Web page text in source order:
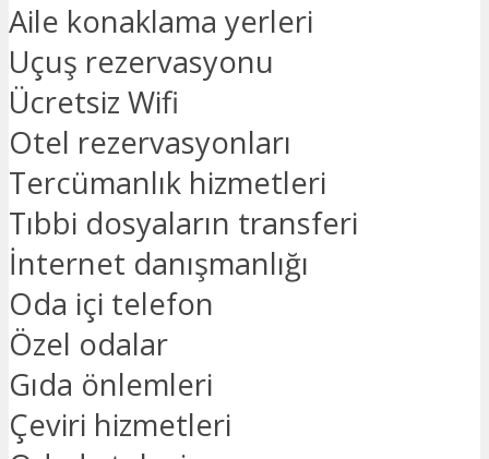
Aile konaklama yerleri
Uçuş rezervasyonu
Ücretsiz Wifi
Otel rezervasyonları
Tercümanlık hizmetleri
Tıbbi dosyaların transferi
İnternet danışmanlığı
Oda içi telefon
Özel odalar
Gıda önlemleri
Çeviri hizmetleri